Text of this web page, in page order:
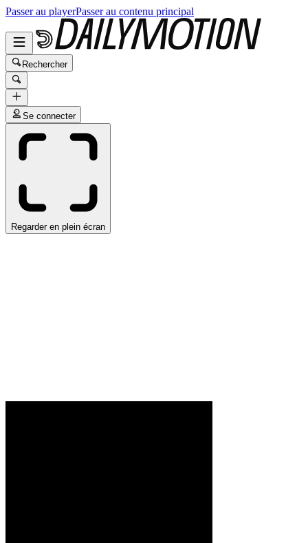
Passer au playerPasser au contenu principal
Rechercher
Se connecter
Regarder en plein écran